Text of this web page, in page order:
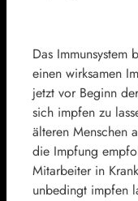
Das
einen wirksamen
jetzt vor Beginn
sich impfen zu
älteren Menschen
die Impfung
Mitarbeiter in
unbedingt impfen